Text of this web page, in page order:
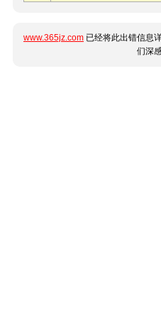
www.365jz.com 已经将此出错信息
们深